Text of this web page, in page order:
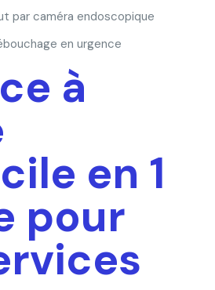
par caméra endoscopique
en urgence
à
en 1
pour